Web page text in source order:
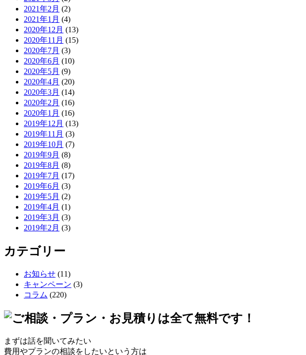
2021年2月 (2)
2021年1月 (4)
2020年12月 (13)
2020年11月 (15)
2020年7月 (3)
2020年6月 (10)
2020年5月 (9)
2020年4月 (20)
2020年3月 (14)
2020年2月 (16)
2020年1月 (16)
2019年12月 (13)
2019年11月 (3)
2019年10月 (7)
2019年9月 (8)
2019年8月 (8)
2019年7月 (17)
2019年6月 (3)
2019年5月 (2)
2019年4月 (1)
2019年3月 (3)
2019年2月 (3)
カテゴリー
お知らせ (11)
キャンペーン (3)
コラム (220)
まずは話を聞いてみたい
費用やプランの相談をしたいという方は